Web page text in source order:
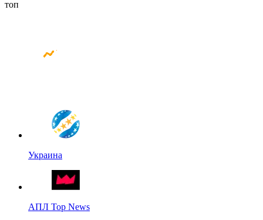
топ
Украина
АПЛ Top News